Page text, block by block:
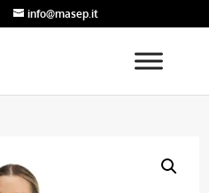
info@masep.it